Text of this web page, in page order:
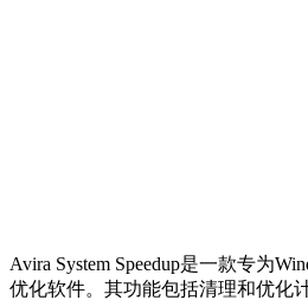
Avira System Speedup是一款专为
优化软件。其功能包括清理和优化